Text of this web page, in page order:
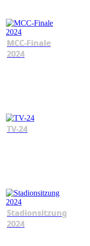
MCC-Finale
2024
TV-24
Stadionsitzung
2024